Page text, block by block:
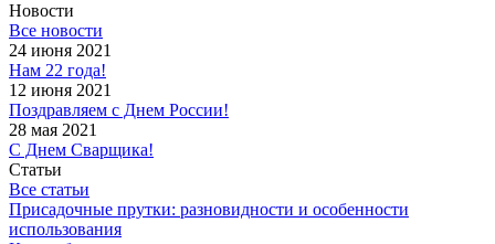
Новости
Все новости
24 июня 2021
Нам 22 года!
12 июня 2021
Поздравляем с Днем России!
28 мая 2021
С Днем Сварщика!
Статьи
Все статьи
Присадочные прутки: разновидности и особенности
использования